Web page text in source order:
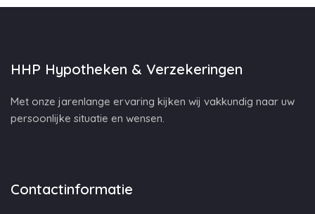
HHP Hypotheken & Verzekeringen
Met onze jarenlange ervaring kijken wij vakkundig naar uw
persoonlijke situatie en wensen.
Contactinformatie